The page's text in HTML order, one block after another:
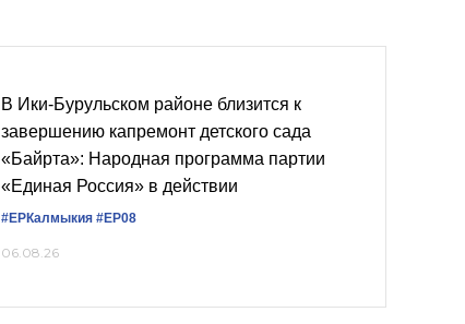
В Ики‑Бурульском районе близится к
завершению капремонт детского сада
«Байрта»: Народная программа партии
«Единая Россия» в действии
#ЕРКалмыкия #ЕР08
06.08.26